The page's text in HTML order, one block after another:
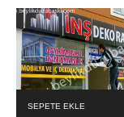
SEPETE EKLE